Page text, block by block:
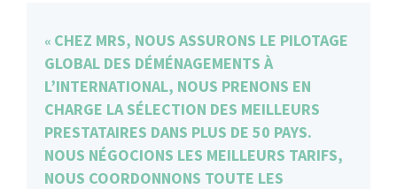
CHEZ MRS, NOUS ASSURONS LE PILOTAGE
GLOBAL DES DÉMÉNAGEMENTS À
L’INTERNATIONAL, NOUS PRENONS EN
CHARGE LA SÉLECTION DES MEILLEURS
PRESTATAIRES DANS PLUS DE 50 PAYS.
NOUS NÉGOCIONS LES MEILLEURS TARIFS,
NOUS COORDONNONS TOUTE LES